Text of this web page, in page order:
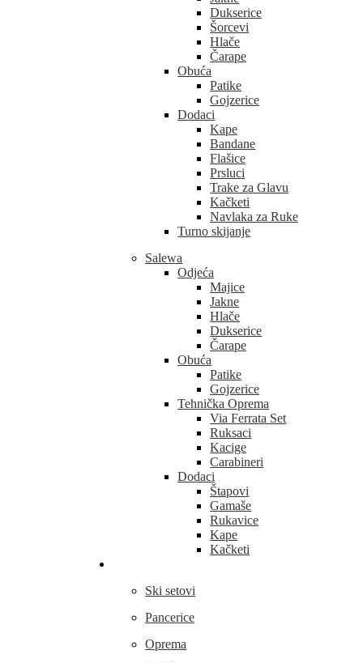
Dukserice
Šorcevi
Hlače
Čarape
Obuća
Patike
Gojzerice
Dodaci
Kape
Bandane
Flašice
Prsluci
Trake za Glavu
Kačketi
Navlaka za Ruke
Turno skijanje
Salewa
Odjeća
Majice
Jakne
Hlače
Dukserice
Čarape
Obuća
Patike
Gojzerice
Tehnička Oprema
Via Ferrata Set
Ruksaci
Kacige
Carabineri
Dodaci
Štapovi
Gamaše
Rukavice
Kape
Kačketi
Ski setovi
Pancerice
Oprema